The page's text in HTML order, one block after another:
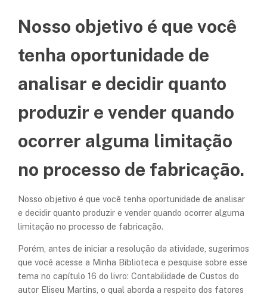
Nosso objetivo é que você
tenha oportunidade de
analisar e decidir quanto
produzir e vender quando
ocorrer alguma limitação
no processo de fabricação.
Nosso objetivo é que você tenha oportunidade de analisar
e decidir quanto produzir e vender quando ocorrer alguma
limitação no processo de fabricação.
Porém, antes de iniciar a resolução da atividade, sugerimos
que você acesse a Minha Biblioteca e pesquise sobre esse
tema no capítulo 16 do livro: Contabilidade de Custos do
autor Eliseu Martins, o qual aborda a respeito dos fatores